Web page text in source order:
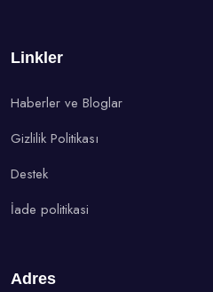
Linkler
Haberler ve Bloglar
Gizlilik Politikası
Destek
İade politikasi
Adres